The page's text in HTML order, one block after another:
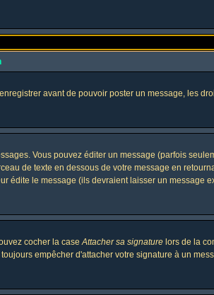
avant de pouvoir poster un message, les
Vous pouvez éditer un message (parfois
de texte en dessous de votre message en
le message (ils devraient laisser un message
cocher la caseAttacher sa signature lors de la
empêcher d'attacher votre signature à un